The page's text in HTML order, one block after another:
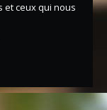
et ceux qui nous